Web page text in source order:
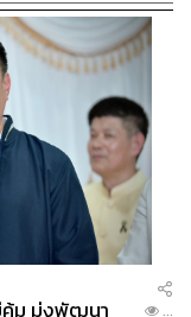
คุ้ม มุ่งพัฒนา
...